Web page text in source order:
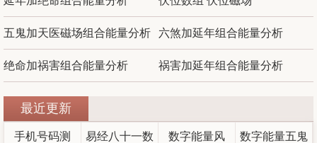
五鬼加天医磁场组合能量分析 六煞加延年组合能量分析
绝命加祸害组合能量分析 祸害加延年组合能量分析
最近更新
手机号码测 易经八十一数 数字能量风 数字能量五鬼